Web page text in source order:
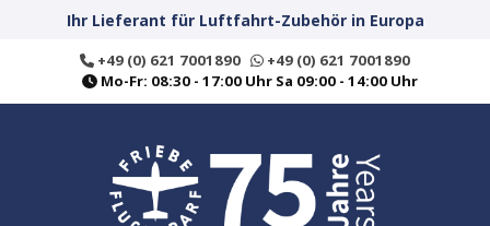
springenIhr Lieferant für Luftfahrt-Zubehör in Europa
+49 (0) 621 7001890
+49 (0) 621 7001890
Mo-Fr: 08:30 - 17:00 Uhr Sa 09:00 - 14:00 Uhr